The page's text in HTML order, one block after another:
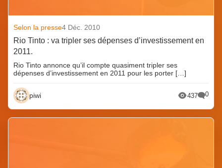
Selon la presse4 Déc. 2010
Rio Tinto : va tripler ses dépenses d’investissement en
2011.
Rio Tinto annonce qu’il compte quasiment tripler ses
dépenses d’investissement en 2011 pour les porter […]
piwi 437 0